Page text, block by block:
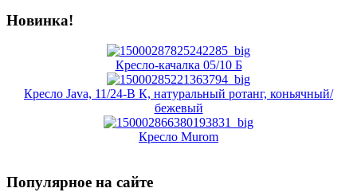
Новинка!
Кресло-качалка 05/10 Б
Кресло Java, 11/24-В К, натуральный ротанг, коньячный/
бежевый
Кресло Murom
Популярное на сайте